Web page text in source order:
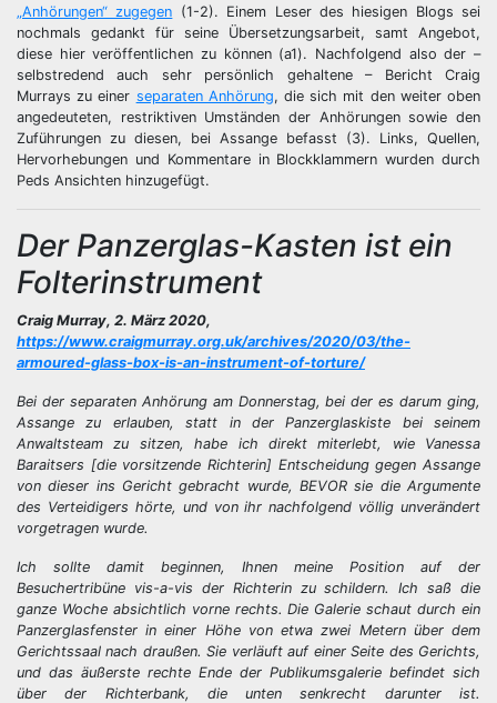
„Anhörungen“ zugegen (1-2). Einem Leser des hiesigen Blogs sei
nochmals gedankt für seine Übersetzungsarbeit, samt Angebot,
diese hier veröffentlichen zu können (a1). Nachfolgend also der –
selbstredend auch sehr persönlich gehaltene – Bericht Craig
Murrays zu einer separaten Anhörung, die sich mit den weiter oben
angedeuteten, restriktiven Umständen der Anhörungen sowie den
Zuführungen zu diesen, bei Assange befasst (3). Links, Quellen,
Hervorhebungen und Kommentare in Blockklammern wurden durch
Peds Ansichten hinzugefügt.
Der Panzerglas-Kasten ist ein
Folterinstrument
Craig Murray, 2. März 2020,
https://www.craigmurray.org.uk/archives/2020/03/the-
armoured-glass-box-is-an-instrument-of-torture/
Bei der separaten Anhörung am Donnerstag, bei der es darum ging,
Assange zu erlauben, statt in der Panzerglaskiste bei seinem
Anwaltsteam zu sitzen, habe ich direkt miterlebt, wie Vanessa
Baraitsers [die vorsitzende Richterin] Entscheidung gegen Assange
von dieser ins Gericht gebracht wurde, BEVOR sie die Argumente
des Verteidigers hörte, und von ihr nachfolgend völlig unverändert
vorgetragen wurde.
Ich sollte damit beginnen, Ihnen meine Position auf der
Besuchertribüne vis-a-vis der Richterin zu schildern. Ich saß die
ganze Woche absichtlich vorne rechts. Die Galerie schaut durch ein
Panzerglasfenster in einer Höhe von etwa zwei Metern über dem
Gerichtssaal nach draußen. Sie verläuft auf einer Seite des Gerichts,
und das äußerste rechte Ende der Publikumsgalerie befindet sich
über der Richterbank, die unten senkrecht darunter ist.